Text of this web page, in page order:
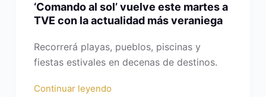
‘Comando al sol’ vuelve este martes a
TVE con la actualidad más veraniega
Recorrerá playas, pueblos, piscinas y
fiestas estivales en decenas de destinos.
Continuar leyendo